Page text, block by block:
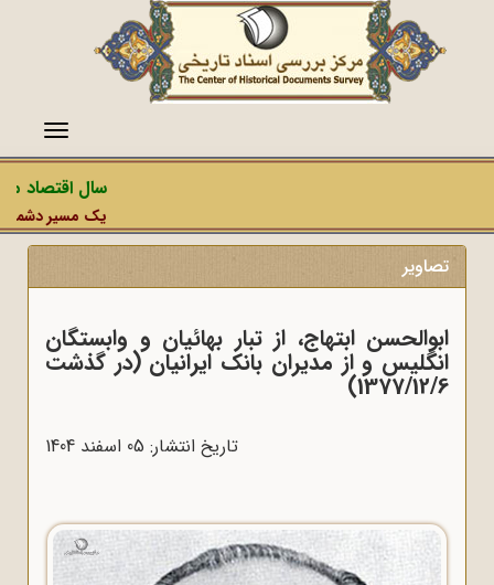
منو
سال اقتصاد
یک مسیر دشمن،
تصاویر
ابوالحسن ابتهاج، از تبار بهائیان و وابستگان
انگلیس و از مدیران بانک ایرانیان (در گذشت
1377/12/6)
تاریخ انتشار: 05 اسفند 1404